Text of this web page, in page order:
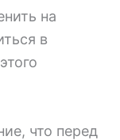
на
в
что перед